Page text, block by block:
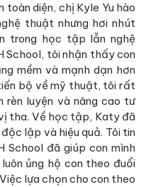
diện, chị Kyle Yu hào
thuật nhưng hơi nhút
trong học tập lẫn nghệ
tôi nhận thấy con
mềm và mạnh dạn hơn
bộ về mỹ thuật, tôi rất
rèn luyện và nâng cao tư
tha. Về học tập, Katy đã
lập và hiệu quả. Tôi tin
School đã giúp con mình
ủng hộ con theo đuổi
lựa chọn cho con theo